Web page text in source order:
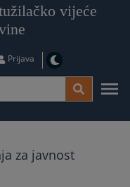
vijeće
Prijava
za javnost